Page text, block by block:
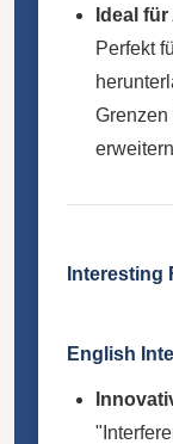
Ideal
Perfekt
Interesting
English